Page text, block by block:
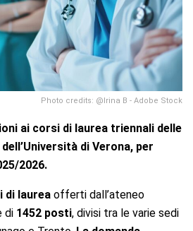
Photo credits: @Irina B - Adobe Stock
ai corsi di laurea triennali delle
di Verona, per
2026.
di laurea offerti dall’ateneo
di 1452 posti, divisi tra le varie sedi